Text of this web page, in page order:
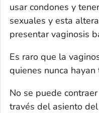
usar condones y
sexuales y esta
presentar vaginosis
Es raro que la
quienes nunca hayan
No se puede
través del asiento